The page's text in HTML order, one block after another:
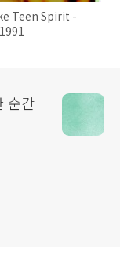
Teen Spirit -
순간